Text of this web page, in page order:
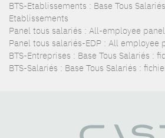
BTS-Etablissements : Base Tous
Etablissements
Panel tous salariés : All-employee panel
Panel tous salariés-EDP : All employee
BTS-Entreprises : Base Tous Salariés :
BTS-Salariés : Base Tous Salariés :